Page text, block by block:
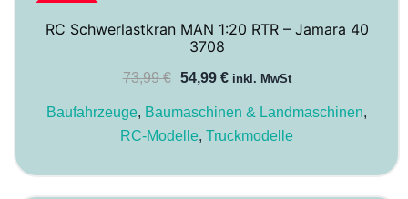
RC Schwerlastkran MAN 1:20 RTR – Jamara 40
3708
73,99€
Ursprünglicher
73,99 €
54,99 €Aktueller
inkl. MwSt
Baufahrzeuge, Baumaschinen & Landmaschinen,
RC-Modelle, Truckmodelle